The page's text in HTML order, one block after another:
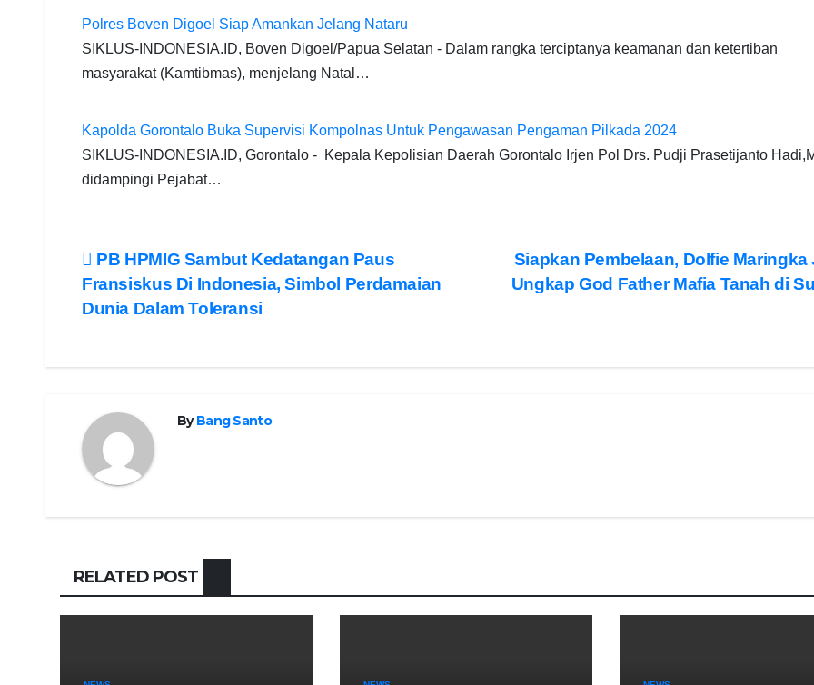
o
k
p
er
k
Polres Boven Digoel Siap Amankan Jelang Nataru
SIKLUS-INDONESIA.ID, Boven Digoel/Papua Selatan - Dalam rangka terciptanya keamanan dan ketertiban
masyarakat (Kamtibmas), menjelang Natal…
Kapolda Gorontalo Buka Supervisi Kompolnas Untuk Pengawasan Pengaman Pilkada 2024
SIKLUS-INDONESIA.ID, Gorontalo - Kepala Kepolisian Daerah Gorontalo Irjen Pol Drs. Pudji Prasetijanto
didampingi Pejabat…
Post
navigation
Siapkan Pembelaan, Dolfie Maringka
Ungkap God Father Mafia Tanah di
PB HPMIG Sambut Kedatangan Paus
Fransiskus Di Indonesia, Simbol Perdamaian
Dunia Dalam Toleransi
ByBang Santo
RELATED POST